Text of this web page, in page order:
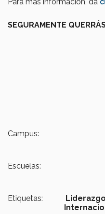
SEGURAMENTE
Campus:
Escuelas:
Etiquetas: